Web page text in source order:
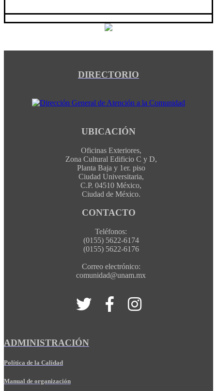
DIRECTORIO
UBICACIÓN
Oficinas Exteriores,
Zona Cultural Edificio C y D,
Planta Baja y 1er. piso
Ciudad Universitaria,
C.P. 04510 México,
Ciudad de México.
CONTACTO
Teléfonos:
(0155) 5622-6174
(0155) 5622-6176
Correo electrónico:
comunidad@unam.mx
ADMINISTRACIÓN
Política de la Calidad
Manual de organización